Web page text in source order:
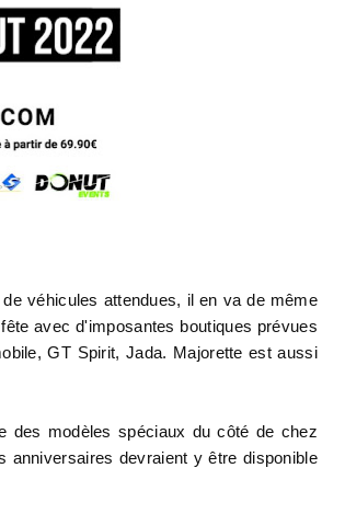
véhicules attendues, il en va de même
avec d'imposantes boutiques prévues
GT Spirit, Jada. Majorette est aussi
des modèles spéciaux du côté de chez
anniversaires devraient y être disponible